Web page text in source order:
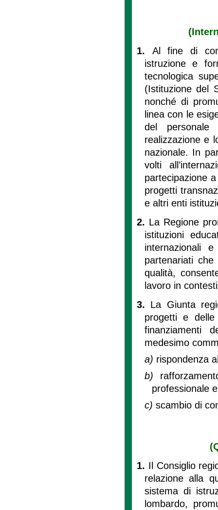
1. Al fine di
istruzione e
tecnologica
(Istituzione del
nonché di
linea con le
del
realizzazione e
nazionale. In
volti
partecipazione
progetti
e altri enti
2. La Regione
istituzioni
internazionali
partenariati
qualità,
lavoro in
3. La Giunta
progetti e
finanziamenti
medesimo
a) rispondenza
b)
professionale
c) scambio di
1. Il Consiglio
relazione alla
sistema di
lombardo,